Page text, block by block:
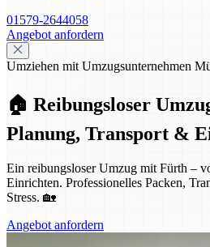
01579-2644058
Angebot anfordern
Umziehen mit Umzugsunternehmen
🏠 Reibungsloser
Planung, Transport &
Ein reibungsloser Umzug mit Fürth –
Einrichten. Professionelles Packen,
Stress. 🏡
Angebot anfordern